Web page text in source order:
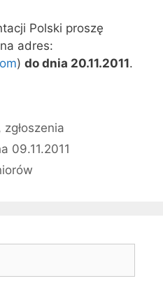
Polski proszę
adres:
) do dnia 20.11.2011.
, zgłoszenia
09.11.2011